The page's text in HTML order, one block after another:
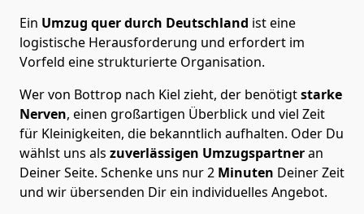
Ein Umzug quer durch Deutschland ist eine
logistische Herausforderung und erfordert im
Vorfeld eine strukturierte Organisation.
Wer von Bottrop nach Kiel zieht, der benötigtstarke
Nerven, einen großartigen Überblick und viel Zeit
für Kleinigkeiten, die bekanntlich aufhalten. Oder Du
wählst uns als zuverlässigen Umzugspartneran
Deiner Seite. Schenke uns nur2 Minuten Deiner Zeit
und wir übersenden Dir ein individuelles Angebot.